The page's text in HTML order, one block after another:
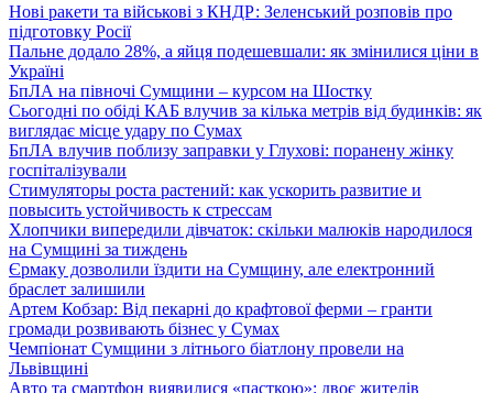
Нові ракети та військові з КНДР: Зеленський розповів про
підготовку Росії
Пальне додало 28%, а яйця подешевшали: як змінилися ціни в
Україні
БпЛА на півночі Сумщини – курсом на Шостку
Сьогодні по обіді КАБ влучив за кілька метрів від будинків: як
виглядає місце удару по Сумах
БпЛА влучив поблизу заправки у Глухові: поранену жінку
госпіталізували
Стимуляторы роста растений: как ускорить развитие и
повысить устойчивость к стрессам
Хлопчики випередили дівчаток: скільки малюків народилося
на Сумщині за тиждень
Єрмаку дозволили їздити на Сумщину, але електронний
браслет залишили
Артем Кобзар: Від пекарні до крафтової ферми – гранти
громади розвивають бізнес у Сумах
Чемпіонат Сумщини з літнього біатлону провели на
Львівщині
Авто та смартфон виявилися «пасткою»: двоє жителів